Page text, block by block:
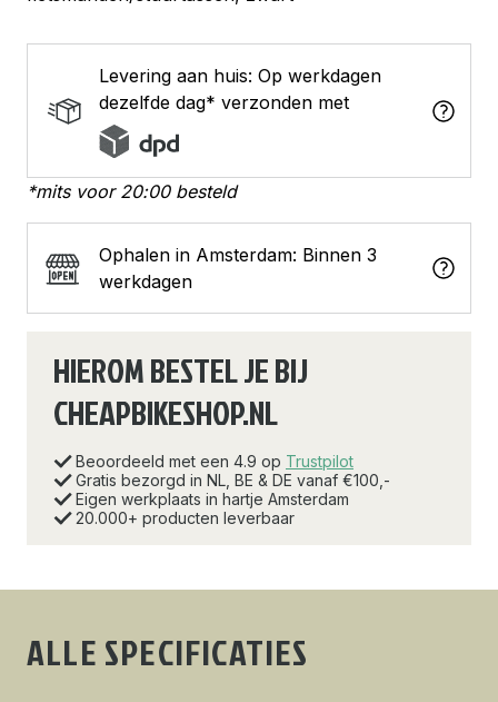
Levering aan huis: Op werkdagen
dezelfde dag* verzonden met
*mits voor 20:00 besteld
Ophalen in Amsterdam: Binnen 3
werkdagen
HIEROM BESTEL JE BIJ
CHEAPBIKESHOP.NL
Beoordeeld met een 4.9 op Trustpilot
Gratis bezorgd in NL, BE & DE vanaf €100,-
Eigen werkplaats in hartje Amsterdam
20.000+ producten leverbaar
ALLE SPECIFICATIES